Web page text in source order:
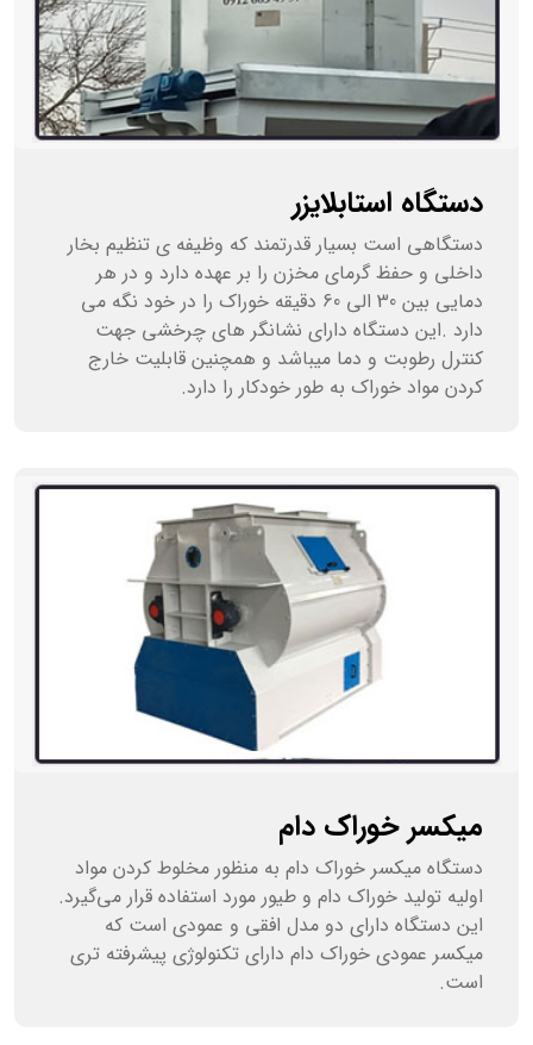
دستگاه استابلایزر
دستگاهی است بسیار قدرتمند که وظیفه ی تنظیم بخار
داخلی و حفظ گرمای مخزن را بر عهده دارد و در هر
دمایی بین 30 الی 60 دقیقه خوراک را در خود نگه می
دارد .این دستگاه دارای نشانگر های چرخشی جهت
کنترل رطوبت و دما میباشد و همچنین قابلیت خارج
کردن مواد خوراک به طور خودکار را دارد.
میکسر خوراک دام
دستگاه میکسر خوراک دام به منظور مخلوط کردن مواد
اولیه تولید خوراک دام و طیور مورد استفاده قرار می‌گیرد.
این دستگاه دارای دو مدل افقی و عمودی است که
میکسر عمودی خوراک دام دارای تکنولوژی پیشرفته تری
است.